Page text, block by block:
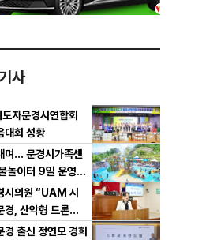
사
자문경시연합회
대회 성황
며… 문경시가족센
놀이터 9일 운영
시의원 “UAM 시
, 산악형 드론산
로 도약해야”
출신 정연모 경희